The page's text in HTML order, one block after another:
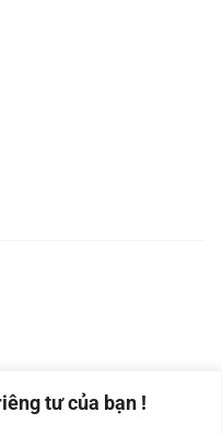
tư của bạn !